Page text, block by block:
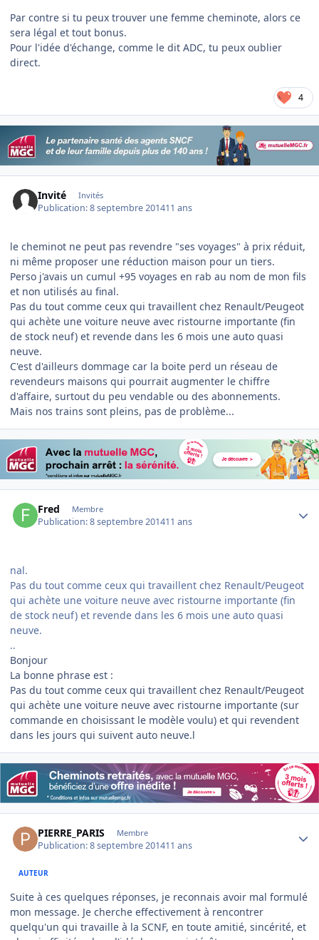
Par contre si tu peux trouver une femme cheminote, alors ce
sera légal et tout bonus.
Pour l'idée d'échange, comme le dit ADC, tu peux oublier
direct.
4
Invité Invités
Publication:8 septembre 201411 ans
le cheminot ne peut pas revendre "ses voyages" à prix réduit,
ni même proposer une réduction maison pour un tiers.
Perso j'avais un cumul +95 voyages en rab au nom de mon fils
et non utilisés au final.
Pas du tout comme ceux qui travaillent chez Renault/Peugeot
qui achète une voiture neuve avec ristourne importante (fin
de stock neuf) et revende dans les 6 mois une auto quasi
neuve.
C'est d'ailleurs dommage car la boite perd un réseau de
revendeurs maisons qui pourrait augmenter le chiffre
d'affaire, surtout du peu vendable ou des abonnements.
Mais nos trains sont pleins, pas de problème...
Fred Membre
Publication:8 septembre 201411 ans
nal.
Pas du tout comme ceux qui travaillent chez Renault/Peugeot
qui achète une voiture neuve avec ristourne importante (fin
de stock neuf) et revende dans les 6 mois une auto quasi
neuve.
..
Bonjour
La bonne phrase est :
Pas du tout comme ceux qui travaillent chez Renault/Peugeot
qui achète une voiture neuve avec ristourne importante (sur
commande en choisissant le modèle voulu) et qui revendent
dans les jours qui suivent auto neuve.l
PIERRE_PARIS Membre
Publication:8 septembre 201411 ans
AUTEUR
Suite à ces quelques réponses, je reconnais avoir mal formulé
mon message. Je cherche effectivement à rencontrer
quelqu'un qui travaille à la SCNF, en toute amitié, sincérité, et